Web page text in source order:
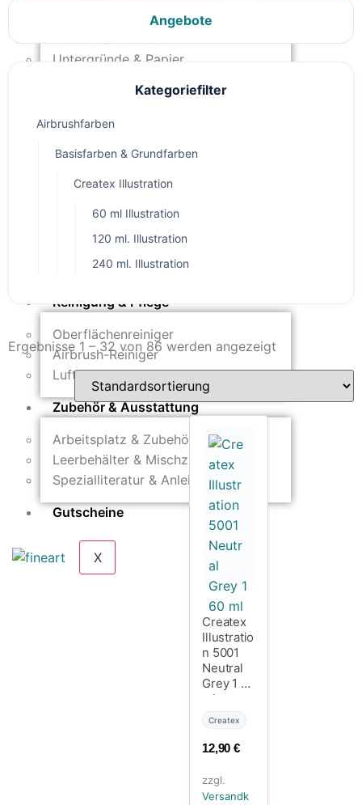
Plotter & Zubehör
Modellbau-Zubehör
Untergründe & Papier
Oberflächenvorbereitung &
Sandstrahlen & Spezialbehandlungen
Maskierung & Schablonen
Schablonen & Templates
Reinigung & Pflege
Oberflächenreiniger
Airbrush-Reiniger
Luftreinigung & Filter
Zubehör & Ausstattung
Arbeitsplatz & Zubehör
Leerbehälter & Mischzubehör
Spezialliteratur & Anleitungen
Gutscheine
X
Angebote
Kategoriefilter
Airbrushfarben
Basisfarben & Grundfarben
Createx Illustration
60 ml Illustration
120 ml. Illustration
240 ml. Illustration
Ergebnisse 1 – 32 von 86 werden angezeigt
Createx
Illustratio
n 5001
Neutral
Grey 1 60
ml
Createx
12,90€
zzgl.
Versandk